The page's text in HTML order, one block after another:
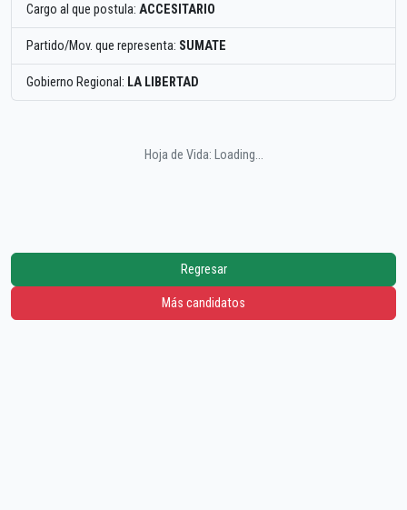
Cargo al que postula: ACCESITARIO
Partido/Mov. que representa: SUMATE
Gobierno Regional: LA LIBERTAD
Hoja de Vida: Loading...
Regresar
Más candidatos